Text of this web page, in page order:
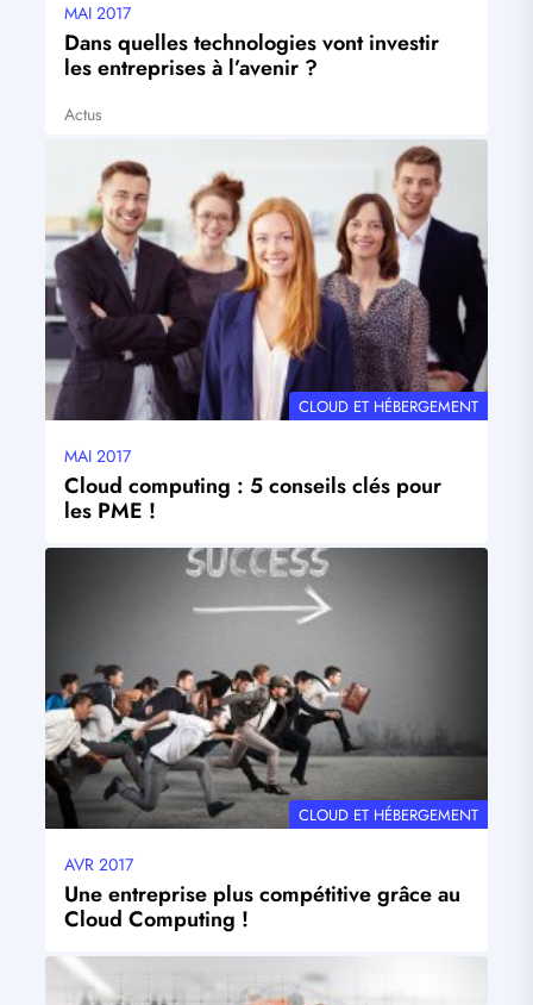
Date
mise
à
jour
MAI 2017
Dans quelles technologies vont investir
les entreprises à l’avenir ?
Tags
Actus
principal
THÉMATIQUE
CLOUD ET HÉBERGEMENT
Date
mise
à
jour
MAI 2017
Cloud computing : 5 conseils clés pour
les PME !
THÉMATIQUE
CLOUD ET HÉBERGEMENT
Date
mise
à
jour
AVR 2017
Une entreprise plus compétitive grâce au
Cloud Computing !
Visuel
principal